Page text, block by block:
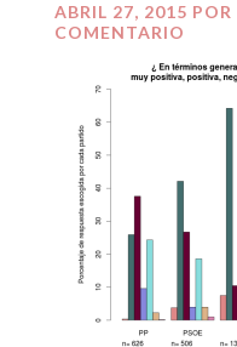
ABRIL 27, 2015 POR
COMENTARIO